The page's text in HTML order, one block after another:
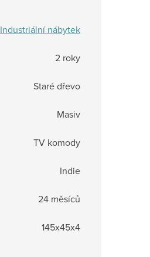
Industriální nábytek
2 roky
Staré dřevo
Masiv
TV komody
Indie
24 měsíců
145x45x4